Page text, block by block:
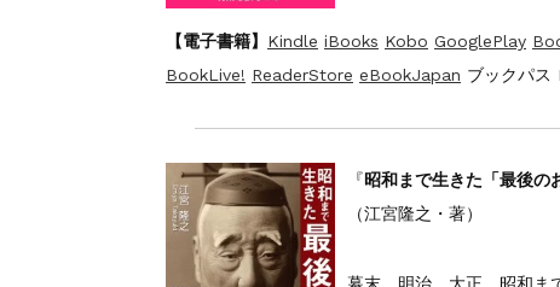
【電子書籍】 Kindle iBooks Kobo GooglePlay
BookLive! ReaderStore eBookJapan ブックパス
『昭和まで生きた「最後の
（江宮隆之・著）